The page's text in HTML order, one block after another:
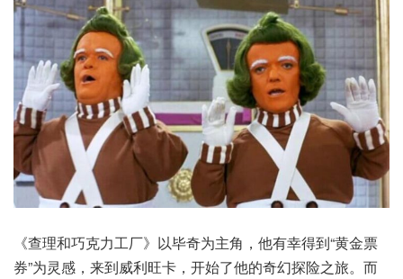
《查理和巧克力工厂》以毕奇为主角，他有幸得到“黄金票
券”为灵感，来到威利旺卡，开始了他的奇幻探险之旅。而